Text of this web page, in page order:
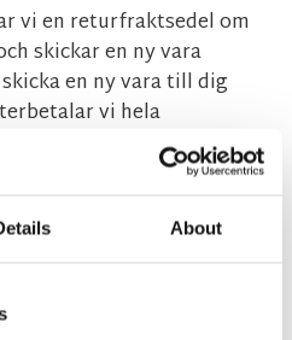
About
vi en returfraktsedel om
skickar en ny vara
en ny vara till dig
vi hela
skickar vi en
ska inte kasseras och
att vi inte kan skicka rätt